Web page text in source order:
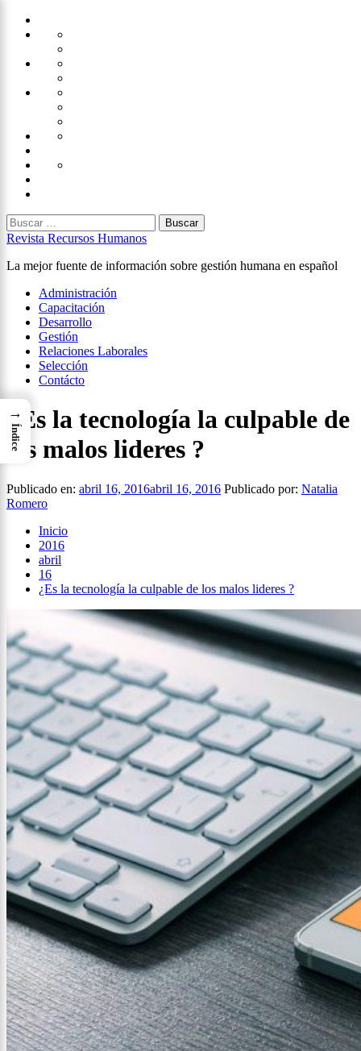
Saltar
Administración
Capacitación
Desarrollo
Gestión
Laborales
Selección
Buscar:
Revista Recursos Humanos
La mejor fuente de información sobre gestión humana en español
Menú
principal
Administración
Capacitación
Desarrollo
Gestión
Relaciones Laborales
Selección
Contácto
¿Es la tecnología la culpable de
los malos lideres ?
Publicado en: abril 16, 2016abril 16, 2016 Publicado por: Natalia
Romero
Inicio
2016
abril
16
¿Es la tecnología la culpable de los malos lideres ?
→
Índice